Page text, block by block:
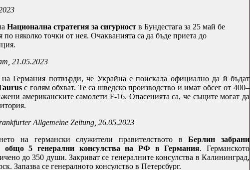
Национална стратегия за сигурност в Бундестага за 25 май бе
по няколко точки от нея. Очакванията са да бъде приета до
21.05.2023
Германия потвърди, че Украйна е поискала официално да й бъдат
с голям обхват. Те са шведско производство и имат обсег от 400–
американските самолети F-16. Опасенията са, че същите могат да
Allgemeine Zeitung , 26.05.2023
на германски служители правителството вБерлин забрани
общо 5 генерални консулства на РФ в Германия. Германското
до 350 души. Закриват се генералните консулства в Калининград,
Запазва се генералното консулство в Петерсбург.